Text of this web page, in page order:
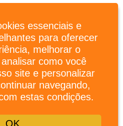
essenciais e
para oferecer
melhorar o
como você
site e personalizar
navegando,
estas condições.
OK